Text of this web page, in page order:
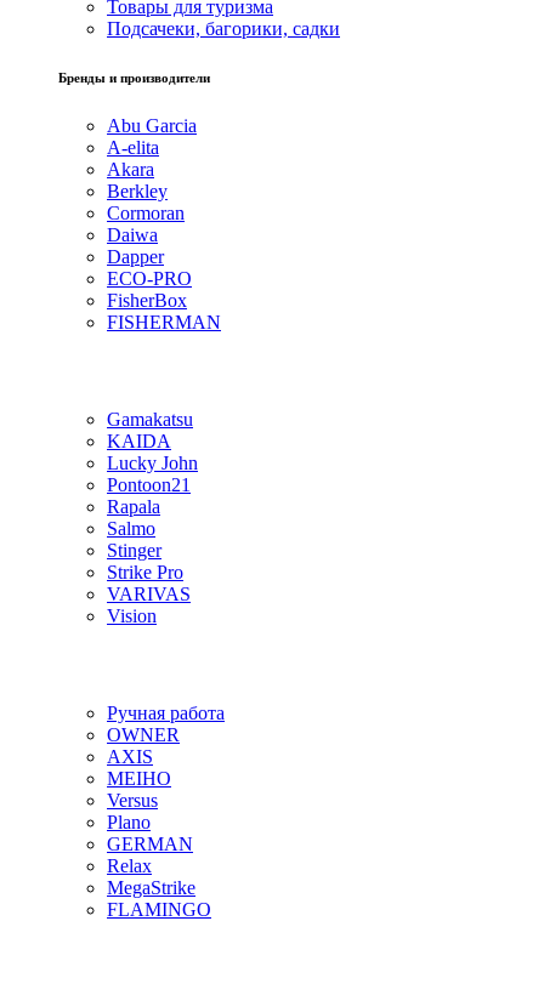
Товары для туризма
Подсачеки, багорики, садки
Бренды и производители
Abu Garcia
A-elita
Akara
Berkley
Cormoran
Daiwa
Dapper
ECO-PRO
FisherBox
FISHERMAN
Gamakatsu
KAIDA
Lucky John
Pontoon21
Rapala
Salmo
Stinger
Strike Pro
VARIVAS
Vision
Ручная работа
OWNER
AXIS
MEIHO
Versus
Plano
GERMAN
Relax
MegaStrike
FLAMINGO